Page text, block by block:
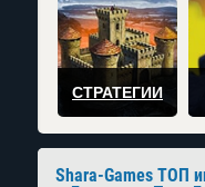
СТРАТЕГИИ
Shara-Games ТОП